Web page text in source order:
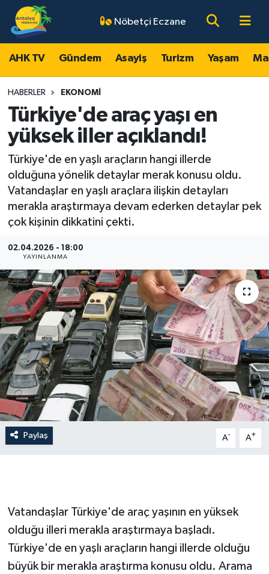
Nöbetçi Eczane
AHK TV Gündem Asayiş Turizm Yaşam
HABERLER EKONOMI
Türkiye'de araç yaşı en
yüksek iller açıklandı!
Türkiye'de en yaşlı araçların hangi illerde
olduğuna yönelik detaylar merak konusu oldu.
Vatandaşlar en yaşlı araçlara ilişkin detayları
merakla araştırmaya devam ederken detaylar pek
çok kişinin dikkatini çekti.
02.04.2026 - 18:00
YAYINLANMA
Paylaş A- A+
Vatandaşlar Türkiye'de araç yaşının en yüksek
olduğu illeri merakla araştırmaya başladı.
Türkiye'de en yaşlı araçların hangi illerde olduğu
büyük bir merakla araştırma konusu oldu. Arama
AHK TV
Gündem
Asayiş
Turizm
Yaşam
Magazin
Ekonomi
Spor
Dünya
Resmi Reklamlar
Antalya Nöbetçi Eczaneler
Antalya Hava Durumu
Antalya Namaz Vakitleri
Antalya Trafik Yoğunluk Haritası
Süper Lig Puan Durumu ve Fikstür
Tüm Manşetler
Son Dakika Haberleri
Haber Arşivi